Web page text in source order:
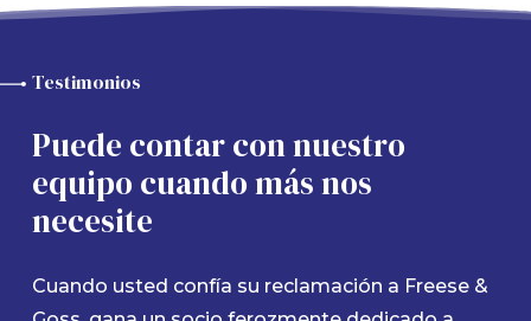
Testimonios
Puede contar con nuestro
equipo cuando más nos
necesite
Cuando usted confía su reclamación a Freese &